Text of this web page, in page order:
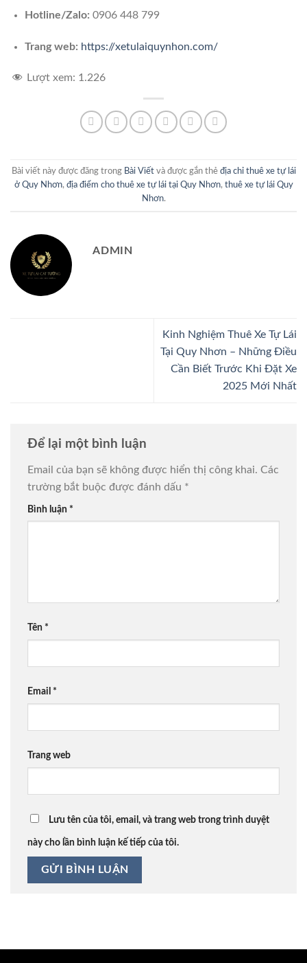
Hotline/Zalo: 0906 448 799
Trang web: https://xetulaiquynhon.com/
Lượt xem: 1.226
Bài viết này được đăng trong Bài Viếtvà được gắn thẻ địa chỉ thuê xe tự lái
ở Quy Nhơn, địa điểm cho thuê xe tự lái tại Quy Nhơn, thuê xe tự lái Quy
Nhơn.
ADMIN
Kinh Nghiệm Thuê Xe Tự Lái
Tại Quy Nhơn – Những Điều
Cần Biết Trước Khi Đặt Xe
2025 Mới Nhất
Để lại một bình luận
Email của bạn sẽ không được hiển thị công khai. Các
trường bắt buộc được đánh dấu *
Bình luận *
Tên *
Email *
Trang web
Lưu tên của tôi, email, và trang web trong trình duyệt
này cho lần bình luận kế tiếp của tôi.